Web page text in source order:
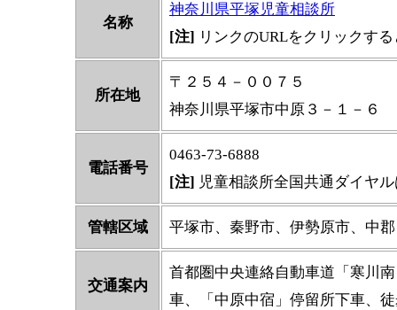
名称
神奈川県平塚児童相談所
[注] リンクのURLをクリックす
所在地
〒２５４－００７５
神奈川県平塚市中原３－１－６
電話番号
0463-73-6888
[注] 児童相談所全国共通ダイヤ
管轄区域 平塚市、秦野市、伊勢原市、中郡
交通案内
首都圏中央連絡自動車道「寒川
車、「中原中宿」停留所下車、